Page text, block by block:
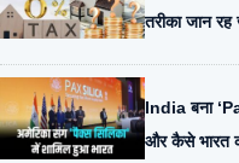
तरीका जान
India बना
और कैसे भारत